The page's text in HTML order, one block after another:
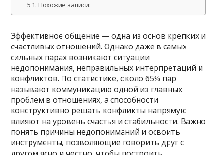
Похожие записи:
Эффективное общение — одна из основ крепких и
счастливых отношений. Однако даже в самых
сильных парах возникают ситуации
недопонимания, неправильных интерпретаций и
конфликтов. По статистике, около 65% пар
называют коммуникацию одной из главных
проблем в отношениях, а способности
конструктивно решать конфликты напрямую
влияют на уровень счастья и стабильности. Важно
понять причины недопониманий и освоить
инструменты, позволяющие говорить друг с